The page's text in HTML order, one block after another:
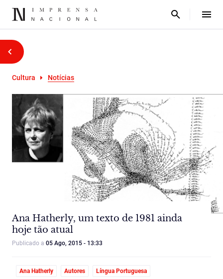
Cultura Notícias
Ana Hatherly, um texto de 1981 ainda
hoje tão atual
Publicado a 05 Ago, 2015 - 13:33
Ana Hatherly Autores Língua Portuguesa